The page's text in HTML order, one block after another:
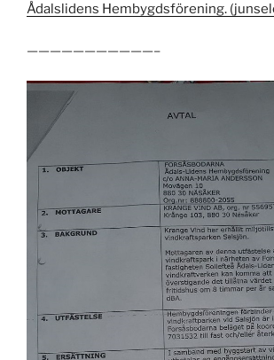
Ådalslidens Hembygdsförening.
———————————–